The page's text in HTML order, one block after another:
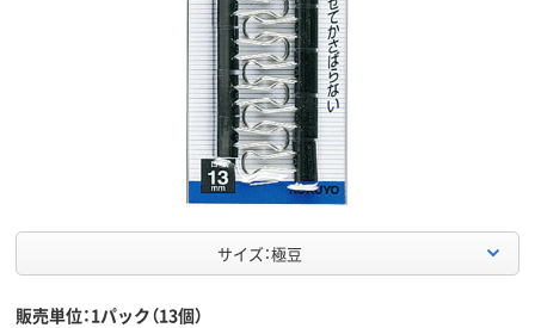
サイズ：極豆
販売単位：1パック（13個）